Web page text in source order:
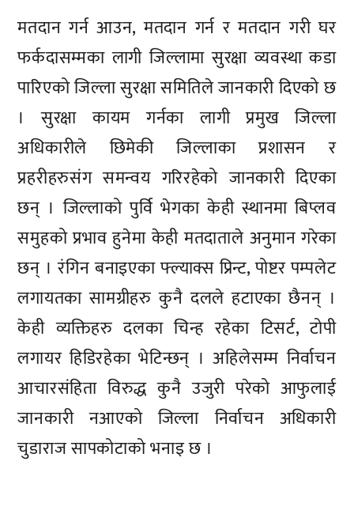
मतदान गर्न आउन, मतदान गर्न र मतदान गरी घर
फर्कदासम्मका लागी जिल्लामा सुरक्षा व्यवस्था कडा
पारिएको जिल्ला सुरक्षा समितिले जानकारी दिएको छ
। सुरक्षा कायम गर्नका लागी प्रमुख जिल्ला
अधिकारीले छिमेकी जिल्लाका प्रशासन र
प्रहरीहरुसंग समन्वय गरिरहेको जानकारी दिएका
छन् । जिल्लाको पुर्वि भेगका केही स्थानमा बिप्लव
समुहको प्रभाव हुनेमा केही मतदाताले अनुमान गरेका
छन् । रंगिन बनाइएका फ्ल्याक्स प्रिन्ट, पोष्टर पम्पलेट
लगायतका सामग्रीहरु कुनै दलले हटाएका छैनन् ।
केही व्यक्तिहरु दलका चिन्ह रहेका टिसर्ट, टोपी
लगायर हिडिरहेका भेटिन्छन् । अहिलेसम्म निर्वाचन
आचारसंहिता विरुद्ध कुनै उजुरी परेको आफुलाई
जानकारी नआएको जिल्ला निर्वाचन अधिकारी
चुडाराज सापकोटाको भनाइ छ ।